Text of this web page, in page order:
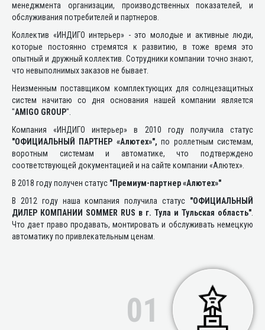
менеджмента организации, производственных показателей, и
обслуживания потребителей и партнеров.
Коллектив «ИНДИГО интерьер» - это молодые и активные люди,
которые постоянно стремятся к развитию, в тоже время это
опытный и дружный коллектив. Сотрудники компании точно знают,
что невыполнимых заказов не бывает.
Неизменным поставщиком комплектующих для солнцезащитных
систем начитаю со дня основания нашей компании является
"AMIGO GROUP".
Компания «ИНДИГО интерьер» в 2010 году получила статус
"ОФИЦИАЛЬНЫЙ ПАРТНЕР «Алютех»",по роллетным системам,
воротным системам и автоматике, что подтверждено
соответствующей документацией и на сайте компании «Алютех».
В 2018 году получен статус "Премиум-партнер «Алютех»"
В 2012 году наша компания получила статус "ОФИЦИАЛЬНЫЙ
ДИЛЕР КОМПАНИИ SOMMER RUS в г. Тула и Тульская область"
Что дает право продавать, монтировать и обслуживать немецкую
автоматику по привлекательным ценам.
01